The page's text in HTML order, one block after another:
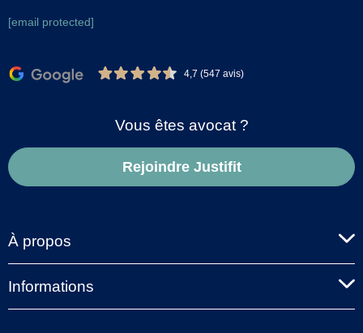
[email protected]
4,7 (547 avis)
Vous êtes avocat ?
Rejoindre Justifit
À propos
Informations